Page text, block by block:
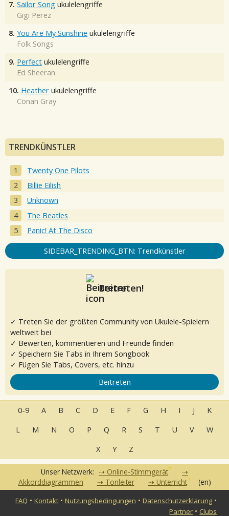
7. Sailor Song ukulelengriffe
Gigi Perez
8. You Are My Sunshine ukulelengriffe
Folk Songs
9. Perfect ukulelengriffe
Ed Sheeran
10. Heather ukulelengriffe
Conan Gray
TRENDKÜNSTLER
Twenty One Pilots
Billie Eilish
Unknown
The Beatles
Panic! At The Disco
SIDEBAR_TRENDING_BTN: Trendkünstler
Beitreten!
✓ Treten Sie der größten Community von Ukulele-Spielern
weltweit bei
✓ Bewerten, kommentieren und Freunde finden
✓ Speichern Sie Tabs in Ihrem Songbook
✓ Fügen Sie Tabs, Covers, etc. hinzu
Beitreten
0-9 A B C D E F G H I J
K
L
M N O P Q R S T U V
W
X
Y Z
Unser Netzwerk:
Online-Stimmgerät
Akkorddiagrammen
Tonleiter Unterricht (en)
FAQ •Kontakt •Nutzungsbedingungen •Datenschutzerklärung •
Partner • Clubs